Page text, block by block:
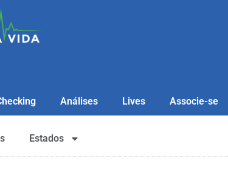
Análises Lives Associe-se
Estados